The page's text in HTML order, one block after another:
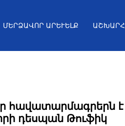
ՄԵՐՁԱՎՈՐ ԱՐԵՒԵԼՔ ԱՇԽԱՐՀ
հավատարմագրերն է
դեսպան Թուֆիկ